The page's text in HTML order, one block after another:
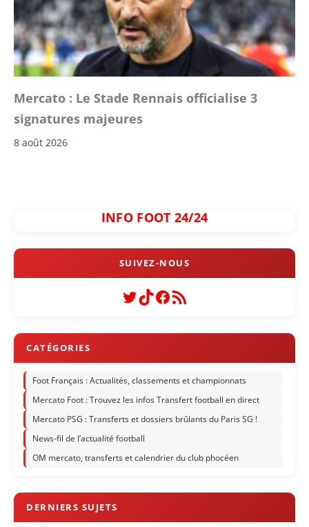
Mercato : Le Stade Rennais officialise 3
signatures majeures
8 août 2026
INFO FOOT 24/24
Twitter
TikTok
Facebook
Flux RSS
Foot Français : Actualités, classements et championnats
Mercato Foot : Trouvez les infos Transfert football en direct
Mercato PSG : Transferts et dossiers brûlants du Paris SG !
News-fil de l’actualité football
OM mercato, transferts et calendrier du club phocéen